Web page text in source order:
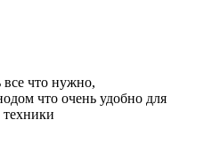
что нужно,
что очень удобно для